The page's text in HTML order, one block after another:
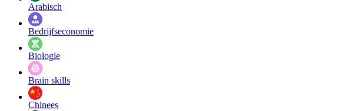
Arabisch
Bedrijfseconomie
Biologie
Brain skills
Chinees